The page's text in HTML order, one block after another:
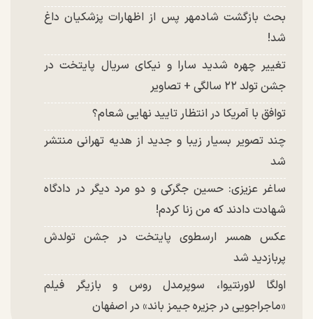
بحث بازگشت شادمهر پس از اظهارات پزشکیان داغ
شد!
تغییر چهره شدید سارا و نیکای سریال پایتخت در
جشن تولد ۲۲ سالگی + تصاویر
توافق با آمریکا در انتظار تایید نهایی شعام؟
چند تصویر بسیار زیبا و جدید از هدیه تهرانی منتشر
شد
ساغر عزیزی: حسین جگرکی و دو مرد دیگر در دادگاه
شهادت دادند که من زنا کردم!
عکس همسر ارسطوی پایتخت در جشن تولدش
پربازدید شد
اولگا لاورنتیوا، سوپرمدل روس و بازیگر فیلم
«ماجراجویی در جزیره جیمز باند» در اصفهان